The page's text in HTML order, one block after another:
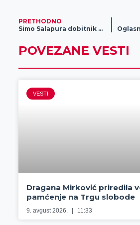
PRETHODNO
Simo Salapura dobitnik nagrade Sportskog saveza Vojvodine “Jovan Mikić Spartak“
POVEZANE VESTI
VESTI
Dragana Mirković priredila
pamćenje na Trgu slobode
9. avgust 2026. 11:33